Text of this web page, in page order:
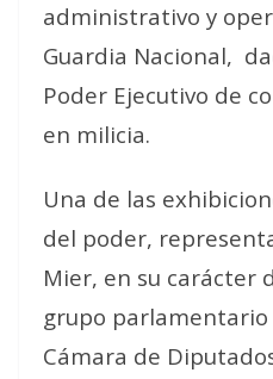
administrativo y
Guardia Nacional,
Poder Ejecutivo de
en milicia.
Una de las
del poder,
Mier, en su carácter
grupo parlamentario
Cámara de